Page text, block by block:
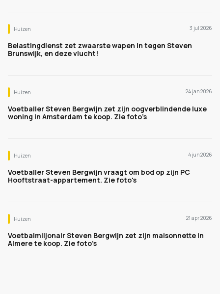
Huizen 3 jul 2026
Belastingdienst zet zwaarste wapen in tegen Steven
Brunswijk, en deze vlucht!
Huizen 24 jan 2026
Voetballer Steven Bergwijn zet zijn oogverblindende luxe
woning in Amsterdam te koop. Zie foto’s
Huizen 4 jun 2026
Voetballer Steven Bergwijn vraagt om bod op zijn PC
Hooftstraat-appartement. Zie foto's
Huizen 21 apr 2026
Voetbalmiljonair Steven Bergwijn zet zijn maisonnette in
Almere te koop. Zie foto’s